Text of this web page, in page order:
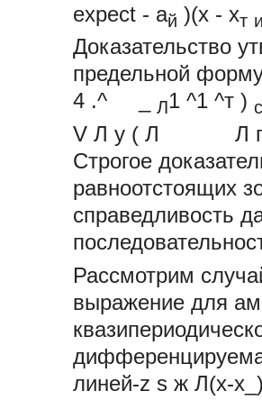
expect - ай )(х - хт
Доказательство
предельной
4 .^ _
Л1 ^1 ^т )
V Л у ( Л Л где
Строгое
равноотстоящих
справедливость
Рассмотрим
выражение для
линей-z s ж Л(х-